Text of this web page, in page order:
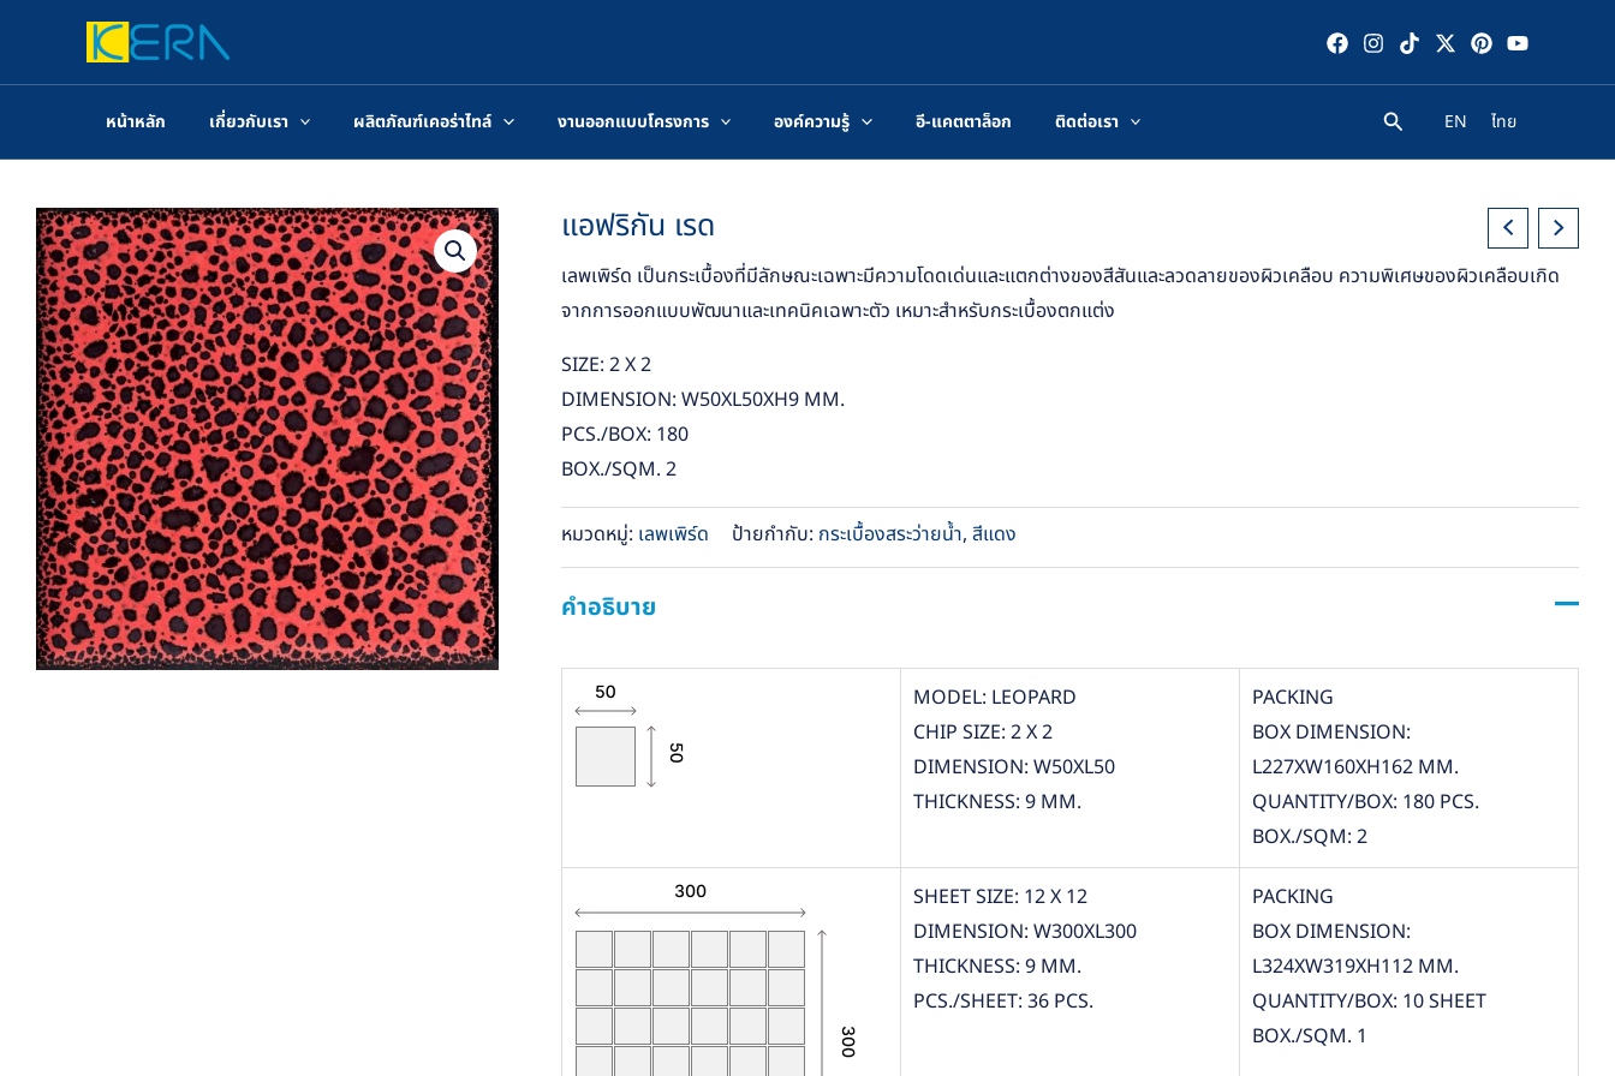
หน้าหลัก เกี่ยวกับเรา ผลิตภัณฑ์เคอร่าไทล์ งานออกแบบโครงการ องค์ความรู้ อี-แคตตาล็อก ติดต่อเรา EN ไทย
แอฟริกัน เรด
เลพเพิร์ด เป็นกระเบื้องที่มีลักษณะเฉพาะมีความโดดเด่นและแตกต่างของสีสันและลวดลายของผิวเคลือบ ความพิเศษของผิวเคลือบเกิด
จากการออกแบบพัฒนาและเทคนิคเฉพาะตัว เหมาะสำหรับกระเบื้องตกแต่ง
SIZE: 2 X 2
DIMENSION: W50XL50XH9 MM.
PCS./BOX: 180
BOX./SQM. 2
หมวดหมู่: เลพเพิร์ด ป้ายกำกับ: กระเบื้องสระว่ายน้ำ, สีแดง
คำอธิบาย
MODEL: LEOPARD
CHIP SIZE: 2 X 2
DIMENSION: W50XL50
THICKNESS: 9 MM.
PACKING
BOX DIMENSION:
L227XW160XH162 MM.
QUANTITY/BOX: 180 PCS.
BOX./SQM: 2
SHEET SIZE: 12 X 12
DIMENSION: W300XL300
THICKNESS: 9 MM.
PCS./SHEET: 36 PCS.
PACKING
BOX DIMENSION:
L324XW319XH112 MM.
QUANTITY/BOX: 10 SHEET
BOX./SQM. 1